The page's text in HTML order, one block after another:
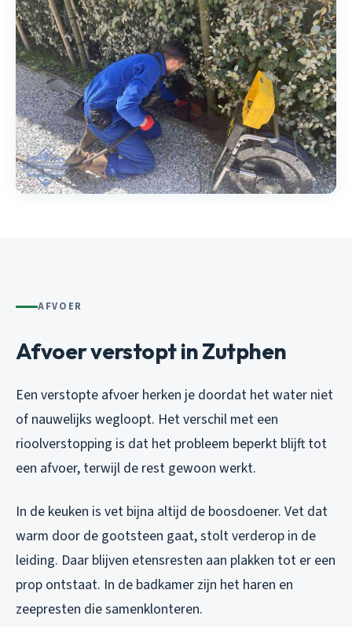
AFVOER
Afvoer verstopt in Zutphen
Een verstopte afvoer herken je doordat het water niet
of nauwelijks wegloopt. Het verschil met een
rioolverstopping is dat het probleem beperkt blijft tot
een afvoer, terwijl de rest gewoon werkt.
In de keuken is vet bijna altijd de boosdoener. Vet dat
warm door de gootsteen gaat, stolt verderop in de
leiding. Daar blijven etensresten aan plakken tot er een
prop ontstaat. In de badkamer zijn het haren en
zeepresten die samenklonteren.